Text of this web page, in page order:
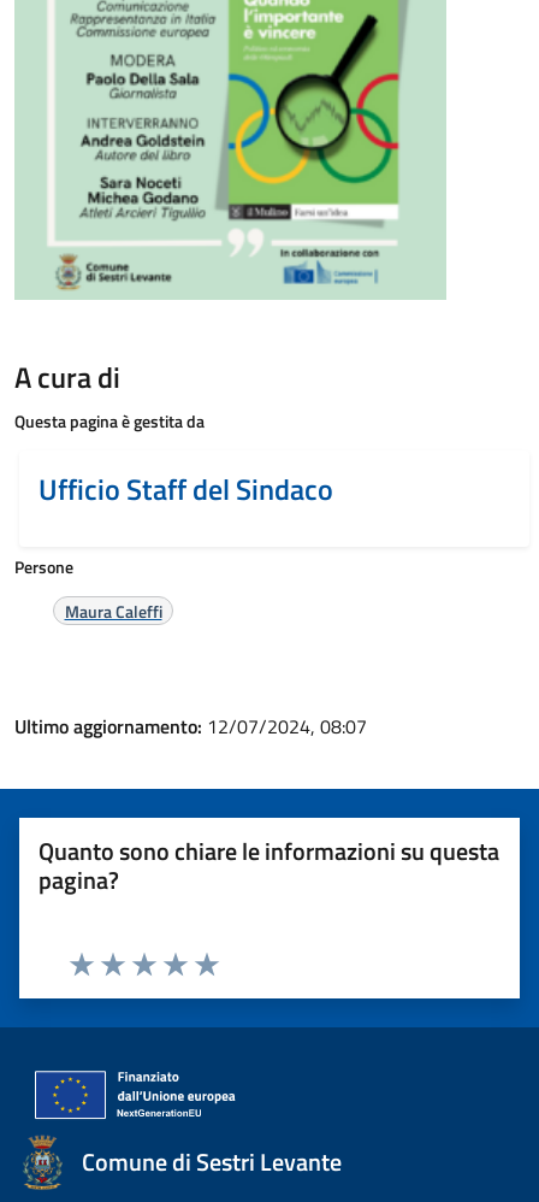
A cura di
Questa pagina è gestita da
Ufficio Staff del Sindaco
Persone
Maura Caleffi
Ultimo aggiornamento: 12/07/2024, 08:07
Quanto sono chiare le informazioni su questa
pagina?
Valuta 5 stelle su 5
Valuta 4 stelle su 5
Valuta 3 stelle su 5
Valuta 2 stelle su 5
Valuta 1 stelle su 5
Comune di Sestri Levante